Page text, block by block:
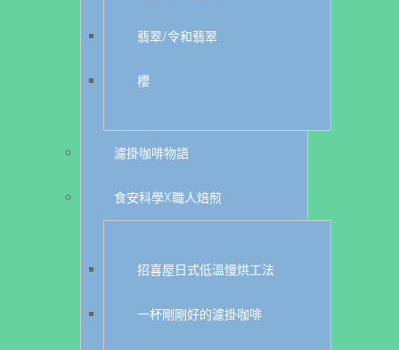
翡翠/令和翡翠
櫻
濾掛咖啡物語
食安科學X職人焙煎
招喜屋日式低溫慢烘工法
一杯剛剛好的濾掛咖啡